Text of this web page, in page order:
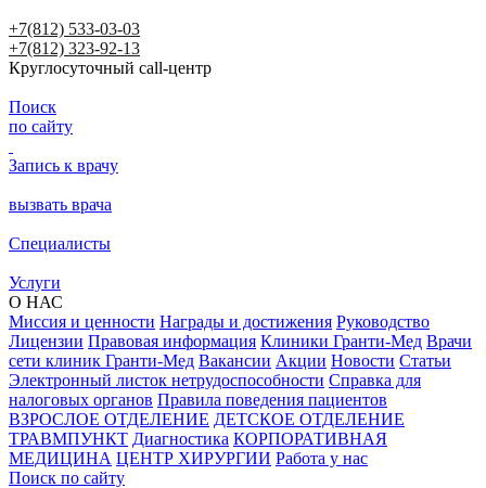
+7(812) 533-03-03
+7(812) 323-92-13
Круглосуточный call-центр
Поиск
по сайту
Запись к врачу
вызвать врача
Специалисты
Услуги
О НАС
Миссия и ценности Награды и достижения Руководство
Лицензии Правовая информация Клиники Гранти-Мед Врачи
сети клиник Гранти-Мед Вакансии Акции Новости Статьи
Электронный листок нетрудоспособности Справка для
налоговых органов Правила поведения пациентов
ВЗРОСЛОЕ ОТДЕЛЕНИЕ ДЕТСКОЕ ОТДЕЛЕНИЕ
ТРАВМПУНКТ Диагностика КОРПОРАТИВНАЯ
МЕДИЦИНА ЦЕНТР ХИРУРГИИ Работа у нас
Поиск по сайту